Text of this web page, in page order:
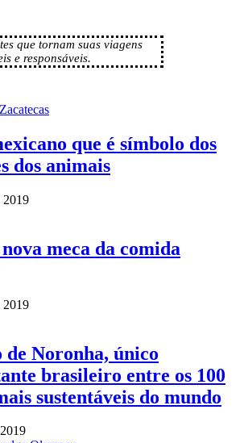
que tornam suas viagens
e responsáveis.
que é símbolo dos
dos animais
2019
meca da comida
2019
de Noronha, único
brasileiro entre os 100
sustentáveis do mundo